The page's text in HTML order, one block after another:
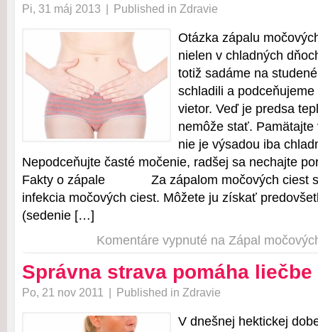
Pi, 31 máj 2013 | Published in Zdravie
Otázka zápalu
nielen v chladných
totiž sadáme na
schladili a
vietor. Veď je predsa
nemôže stať.
nie je výsadou iba
Nepodceňujte časté močenie, radšej sa nechajte
Fakty o zápale Za zápalom močových ciest
infekcia močových ciest. Môžete ju získať
(sedenie […]
Komentáre vypnuté na Zápal
Správna strava pomáha liečbe
Po, 21 nov 2011 | Published in Zdravie
V dnešnej hektickej